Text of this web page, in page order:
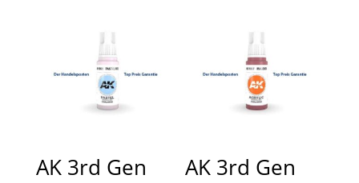
AK 3rd Gen
AK 3rd Gen